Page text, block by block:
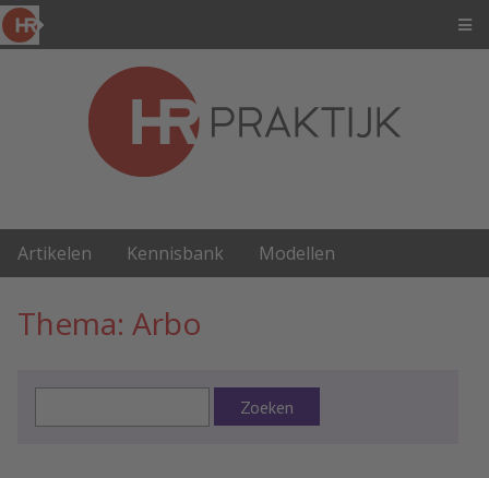
Artikelen Kennisbank Modellen
Thema: Arbo
Zoeken